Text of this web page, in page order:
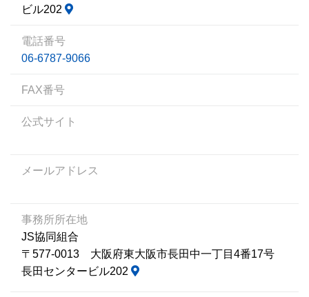
ビル202
電話番号
06-6787-9066
FAX番号
公式サイト
メールアドレス
事務所所在地
JS協同組合
〒577-0013 大阪府東大阪市長田中一丁目4番17号
長田センタービル202